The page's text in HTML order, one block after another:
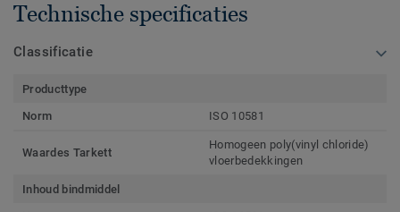
Technische specificaties
Classificatie
Producttype
Norm
ISO 10581
Waardes Tarkett
Homogeen poly(vinyl chloride)
vloerbedekkingen
Inhoud bindmiddel